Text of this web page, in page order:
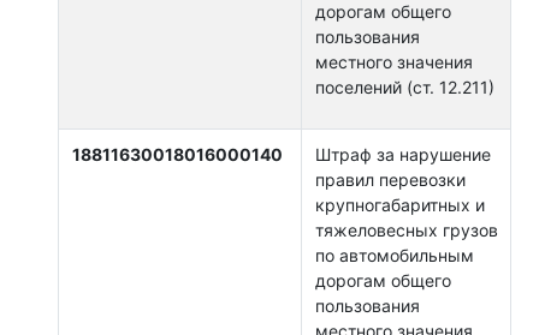
дорогам общего
пользования
местного значения
поселений (ст. 12.211)
18811630018016000140
Штраф за нарушение
правил перевозки
крупногабаритных и
тяжеловесных грузов
по автомобильным
дорогам общего
пользования